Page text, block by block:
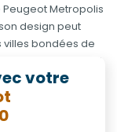
Metropolis
design peut
bondées de
sa technologie LFE
moins
satisfaction de
facilement
votre